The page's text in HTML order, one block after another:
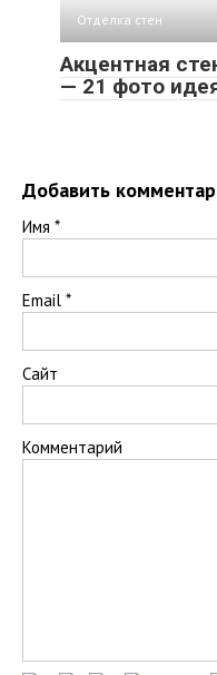
Отделка стен
Акцентная
— 21 фото
Добавить
Имя *
Email *
Сайт
Комментарий